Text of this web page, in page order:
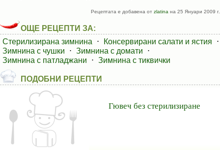
Рецептата е добавена от zlatina на 25 Януари 2009 г.
ОЩЕ РЕЦЕПТИ ЗА:
Стерилизирана зимнина
⋅ Консервирани салати и ястия
⋅
Зимнина с чушки
⋅ Зимнина с домати
⋅
Зимнина с патладжани
⋅ Зимнина с тиквички
ПОДОБНИ РЕЦЕПТИ
Гювеч без стерилизиране